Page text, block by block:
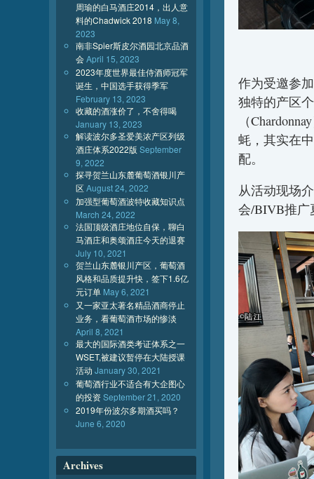
作为受邀参
独特的产区
（
蚝，其实在
配。
从活动现场
会/BIVB推广
周瑜的白马酒庄2014，出人意
料的Chadwick 2018 May 8,
2023
南非Spier斯皮尔酒园北京品酒
会April 15, 2023
2023年度世界最佳侍酒师冠军
诞生，中国选手获得季军
February 13, 2023
收藏的酒涨价了，不舍得喝
January 13, 2023
解读波尔多圣爱美浓产区列级
酒庄体系2022版 September
9, 2022
探寻贺兰山东麓葡萄酒银川产
区August 24, 2022
加强型葡萄酒波特收藏知识点
March 24, 2022
法国顶级酒庄地位自保，聊白
马酒庄和奥颂酒庄今天的退赛
July 10, 2021
贺兰山东麓银川产区，葡萄酒
风格和品质提升快，签下1.6亿
元订单 May 6, 2021
又一家亚太著名精品酒商停止
业务，看葡萄酒市场的惨淡
April 8, 2021
最大的国际酒类考证体系之一
WSET,被建议暂停在大陆授课
活动 January 30, 2021
葡萄酒行业不适合有大企图心
的投资September 21, 2020
2019年份波尔多期酒买吗？
June 6, 2020
Archives